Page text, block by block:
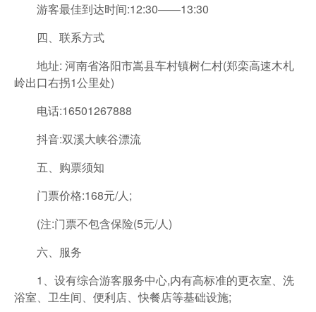
游客最佳到达时间:12:30——13:30
四、联系方式
地址: 河南省洛阳市嵩县车村镇树仁村(郑栾高速木札
岭出口右拐1公里处)
电话:16501267888
抖音:双溪大峡谷漂流
五、购票须知
门票价格:168元/人;
(注:门票不包含保险(5元/人)
六、服务
1、设有综合游客服务中心,内有高标准的更衣室、洗
浴室、卫生间、便利店、快餐店等基础设施;